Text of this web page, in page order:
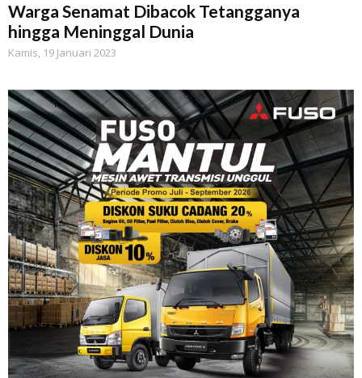
Warga Senamat Dibacok Tetangganya
hingga Meninggal Dunia
Kamis, 19 Januari 2023